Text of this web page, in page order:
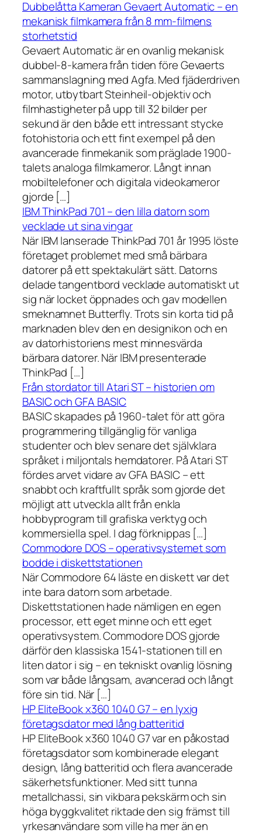
Dubbelåtta Kameran Gevaert Automatic – en
mekanisk filmkamera från 8 mm-filmens
storhetstid
Gevaert Automatic är en ovanlig mekanisk
dubbel-8-kamera från tiden före Gevaerts
sammanslagning med Agfa. Med fjäderdriven
motor, utbytbart Steinheil-objektiv och
filmhastigheter på upp till 32 bilder per
sekund är den både ett intressant stycke
fotohistoria och ett fint exempel på den
avancerade finmekanik som präglade 1900-
talets analoga filmkameror. Långt innan
mobiltelefoner och digitala videokameror
gjorde […]
IBM ThinkPad 701 – den lilla datorn som
vecklade ut sina vingar
När IBM lanserade ThinkPad 701 år 1995 löste
företaget problemet med små bärbara
datorer på ett spektakulärt sätt. Datorns
delade tangentbord vecklade automatiskt ut
sig när locket öppnades och gav modellen
smeknamnet Butterfly. Trots sin korta tid på
marknaden blev den en designikon och en
av datorhistoriens mest minnesvärda
bärbara datorer. När IBM presenterade
ThinkPad […]
Från stordator till Atari ST – historien om
BASIC och GFA BASIC
BASIC skapades på 1960-talet för att göra
programmering tillgänglig för vanliga
studenter och blev senare det självklara
språket i miljontals hemdatorer. På Atari ST
fördes arvet vidare av GFA BASIC – ett
snabbt och kraftfullt språk som gjorde det
möjligt att utveckla allt från enkla
hobbyprogram till grafiska verktyg och
kommersiella spel. I dag förknippas […]
Commodore DOS – operativsystemet som
bodde i diskettstationen
När Commodore 64 läste en diskett var det
inte bara datorn som arbetade.
Diskettstationen hade nämligen en egen
processor, ett eget minne och ett eget
operativsystem. Commodore DOS gjorde
därför den klassiska 1541-stationen till en
liten dator i sig – en tekniskt ovanlig lösning
som var både långsam, avancerad och långt
före sin tid. När […]
HP EliteBook x360 1040 G7 – en lyxig
företagsdator med lång batteritid
HP EliteBook x360 1040 G7 var en påkostad
företagsdator som kombinerade elegant
design, lång batteritid och flera avancerade
säkerhetsfunktioner. Med sitt tunna
metallchassi, sin vikbara pekskärm och sin
höga byggkvalitet riktade den sig främst till
yrkesanvändare som ville ha mer än en